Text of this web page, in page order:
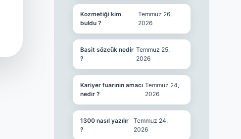
Kozmetiği kim
buldu ?
Temmuz 26,
2026
Basit sözcük nedir
?
Temmuz 25,
2026
Kariyer fuarının amacı
nedir ?
Temmuz 24,
2026
1300 nasıl yazılır
?
Temmuz 24,
2026